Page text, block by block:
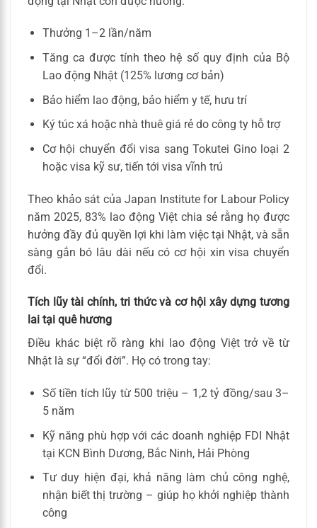
Thưởng 1–2 lần/năm
Tăng ca được tính theo hệ số quy định của Bộ
Lao động Nhật (125% lương cơ bản)
Bảo hiểm lao động, bảo hiểm y tế, hưu trí
Ký túc xá hoặc nhà thuê giá rẻ do công ty hỗ trợ
Cơ hội chuyển đổi visa sang Tokutei Gino loại 2
hoặc visa kỹ sư, tiến tới visa vĩnh trú
Theo khảo sát của Japan Institute for Labour Policy
năm 2025, 83% lao động Việt chia sẻ rằng họ được
hưởng đầy đủ quyền lợi khi làm việc tại Nhật, và sẵn
sàng gắn bó lâu dài nếu có cơ hội xin visa chuyển
đổi.
Tích lũy tài chính, tri thức và cơ hội xây dựng tương
lai tại quê hương
Điều khác biệt rõ ràng khi lao động Việt trở về từ
Nhật là sự “đổi đời”. Họ có trong tay:
Số tiền tích lũy từ 500 triệu – 1,2 tỷ đồng/sau 3–
5 năm
Kỹ năng phù hợp với các doanh nghiệp FDI Nhật
tại KCN Bình Dương, Bắc Ninh, Hải Phòng
Tư duy hiện đại, khả năng làm chủ công nghệ,
nhận biết thị trường – giúp họ khởi nghiệp thành
công